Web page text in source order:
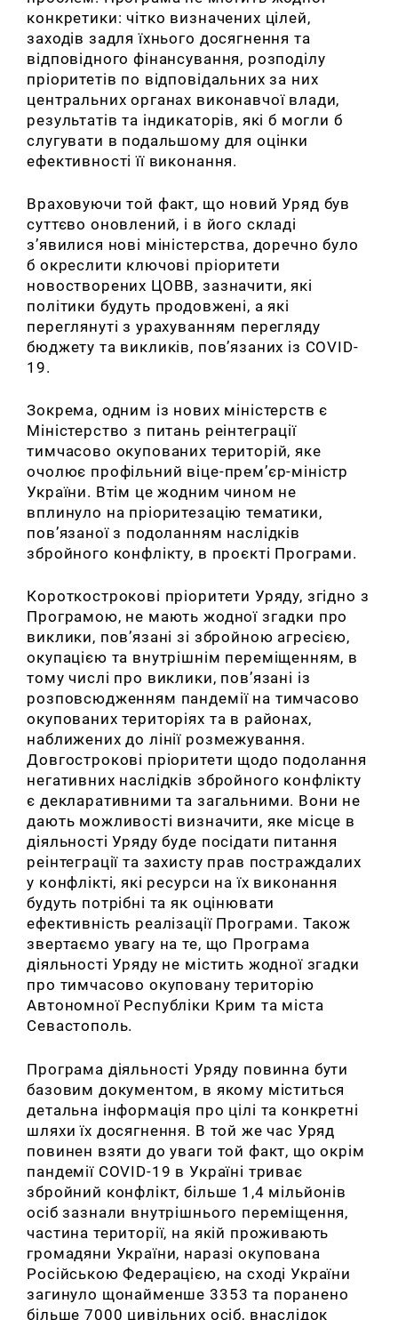
конкретики: чітко визначених цілей,
заходів задля їхнього досягнення та
відповідного фінансування, розподілу
пріоритетів по відповідальних за них
центральних органах виконавчої влади,
результатів та індикаторів, які б могли б
слугувати в подальшому для оцінки
ефективності її виконання.
Враховуючи той факт, що новий Уряд був
суттєво оновлений, і в його складі
з’явилися нові міністерства, доречно було
б окреслити ключові пріоритети
новостворених ЦОВВ, зазначити, які
політики будуть продовжені, а які
переглянуті з урахуванням перегляду
бюджету та викликів, пов’язаних із COVID-
19.
Зокрема, одним із нових міністерств є
Міністерство з питань реінтеграції
тимчасово окупованих територій, яке
очолює профільний віце-прем’єр-міністр
України. Втім це жодним чином не
вплинуло на пріоритезацію тематики,
пов’язаної з подоланням наслідків
збройного конфлікту, в проєкті Програми.
Короткострокові пріоритети Уряду, згідно з
Програмою, не мають жодної згадки про
виклики, пов’язані зі збройною агресією,
окупацією та внутрішнім переміщенням, в
тому числі про виклики, пов’язані із
розповсюдженням пандемії на тимчасово
окупованих територіях та в районах,
наближених до лінії розмежування.
Довгострокові пріоритети щодо подолання
негативних наслідків збройного конфлікту
є декларативними та загальними. Вони не
дають можливості визначити, яке місце в
діяльності Уряду буде посідати питання
реінтеграції та захисту прав постраждалих
у конфлікті, які ресурси на їх виконання
будуть потрібні та як оцінювати
ефективність реалізації Програми. Також
звертаємо увагу на те, що Програма
діяльності Уряду не містить жодної згадки
про тимчасово окуповану територію
Автономної Республіки Крим та міста
Севастополь.
Програма діяльності Уряду повинна бути
базовим документом, в якому міститься
детальна інформація про цілі та конкретні
шляхи їх досягнення. В той же час Уряд
повинен взяти до уваги той факт, що окрім
пандемії COVID-19 в Україні триває
збройний конфлікт, більше 1,4 мільйонів
осіб зазнали внутрішнього переміщення,
частина території, на якій проживають
громадяни України, наразі окупована
Російською Федерацією, на сході України
загинуло щонайменше 3353 та поранено
більше 7000 цивільних осіб, внаслідок